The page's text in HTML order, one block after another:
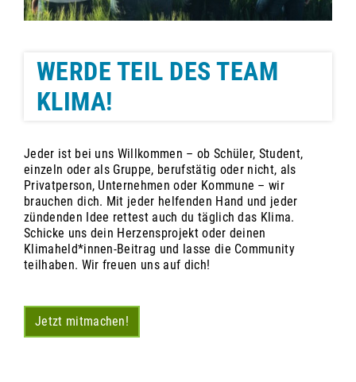
WERDE TEIL DES TEAM
KLIMA!
Jeder ist bei uns Willkommen – ob Schüler, Student,
einzeln oder als Gruppe, berufstätig oder nicht, als
Privatperson, Unternehmen oder Kommune – wir
brauchen dich. Mit jeder helfenden Hand und jeder
zündenden Idee rettest auch du täglich das Klima.
Schicke uns dein Herzensprojekt oder deinen
Klimaheld*innen-Beitrag und lasse die Community
teilhaben. Wir freuen uns auf dich!
Jetzt mitmachen!